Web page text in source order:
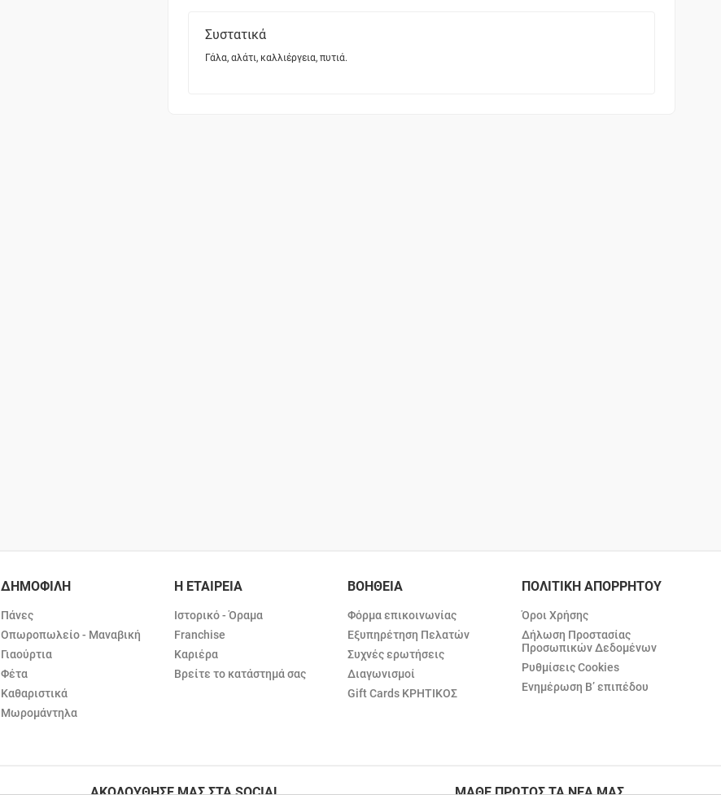
Συστατικά
Γάλα, αλάτι, καλλιέργεια, πυτιά.
ΔΗΜΟΦΙΛΗ
Πάνες
Οπωροπωλείο - Μαναβική
Γιαούρτια
Φέτα
Καθαριστικά
Μωρομάντηλα
Η ΕΤΑΙΡΕΙΑ
Ιστορικό - Όραμα
Franchise
Καριέρα
Βρείτε το κατάστημά σας
ΒΟΗΘΕΙΑ
Φόρμα επικοινωνίας
Εξυπηρέτηση Πελατών
Συχνές ερωτήσεις
Διαγωνισμοί
Gift Cards ΚΡΗΤΙΚΟΣ
ΠΟΛΙΤΙΚΗ ΑΠΟΡΡΗΤΟΥ
Όροι Χρήσης
Δήλωση Προστασίας
Προσωπικών Δεδομένων
Ρυθμίσεις Cookies
Ενημέρωση Β’ επιπέδου